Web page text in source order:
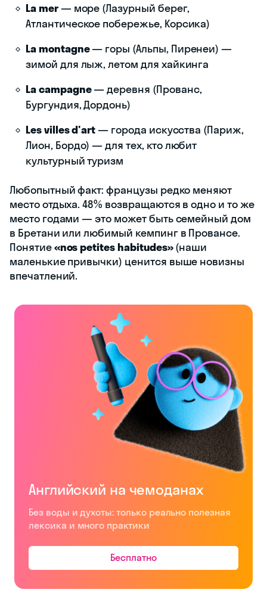
La mer— море (Лазурный берег,
Атлантическое побережье, Корсика)
La montagne— горы (Альпы, Пиренеи) —
зимой для лыж, летом для хайкинга
La campagne— деревня (Прованс,
Бургундия, Дордонь)
Les villes d'art— города искусства (Париж,
Лион, Бордо) — для тех, кто любит
культурный туризм
Любопытный факт: французы редко меняют
место отдыха. 48% возвращаются в одно и то же
место годами — это может быть семейный дом
в Бретани или любимый кемпинг в Провансе.
Понятие«nos petites habitudes»(наши
маленькие привычки) ценится выше новизны
впечатлений.
Английский на чемоданах
Без воды и духоты: только реально полезная
лексика и много практики
Бесплатно